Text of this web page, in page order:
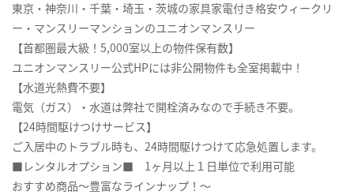
東京・神奈川・千葉・埼玉・茨城の家具家電付き格安ウィークリ
ー・マンスリーマンションのユニオンマンスリー
【首都圏最大級！5,000室以上の物件保有数】
ユニオンマンスリー公式HPには非公開物件も全室掲載中！
【水道光熱費不要】
電気（ガス）・水道は弊社で開栓済みなので手続き不要。
【24時間駆けつけサービス】
ご入居中のトラブル時も、24時間駆けつけて応急処置します。
■レンタルオプション■ 1ヶ月以上１日単位で利用可能
おすすめ商品～豊富なラインナップ！～